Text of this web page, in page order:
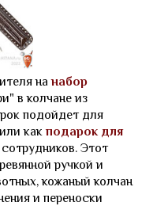
нанабор
в колчане из
подойдет для
какподарок для
Этот
ручкой и
кожаный колчан
и переноски